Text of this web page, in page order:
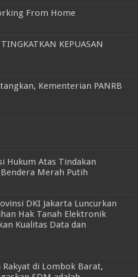
From Home
KEPUASAN
Kementerian PANRB
Hukum Atas Tindakan
Merah Putih
DKI Jakarta Luncurkan
Hak Tanah Elektronik
Kualitas Data dan
Rakyat di Lombok Barat,